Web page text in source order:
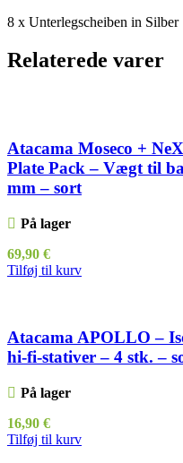
8 x Unterlegscheiben in Silber
Relaterede varer
Atacama Moseco +
Plate Pack – Vægt til
mm – sort
På lager
69,90 €
Tilføj til kurv
Atacama APOLLO –
hi-fi-stativer – 4 stk. –
På lager
16,90 €
Tilføj til kurv